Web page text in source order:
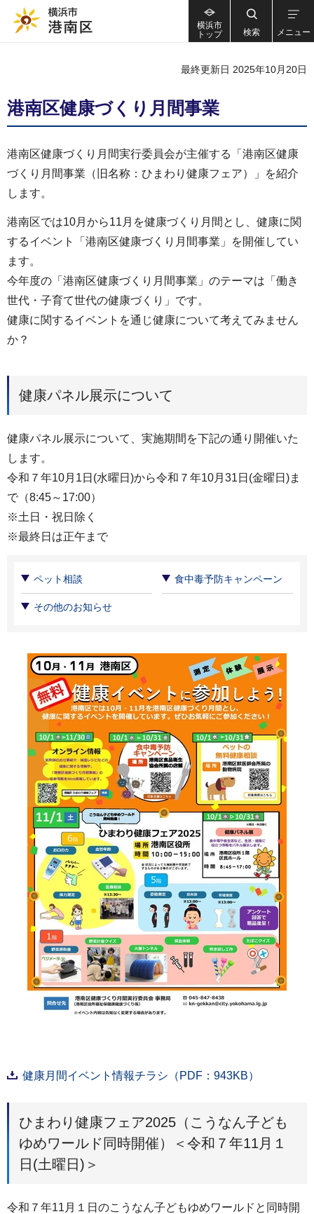
横浜市
トップ
検索 メニュー
最終更新日 2025年10月20日
港南区健康づくり月間事業
港南区健康づくり月間実行委員会が主催する「港南区健康
づくり月間事業（旧名称：ひまわり健康フェア）」を紹介
します。
港南区では10月から11月を健康づくり月間とし、健康に関
するイベント「港南区健康づくり月間事業」を開催してい
ます。
今年度の「港南区健康づくり月間事業」のテーマは「働き
世代・子育て世代の健康づくり」です。
健康に関するイベントを通じ健康について考えてみません
か？
健康パネル展示について
健康パネル展示について、実施期間を下記の通り開催いた
します。
令和７年10月1日(水曜日)から令和７年10月31日(金曜日)ま
で（8:45～17:00）
※土日・祝日除く
※最終日は正午まで
ペット相談 食中毒予防キャンペーン
その他のお知らせ
健康月間イベント情報チラシ（PDF：943KB）
ひまわり健康フェア2025（こうなん子ども
ゆめワールド同時開催）＜令和７年11月１
日(土曜日)＞
令和７年11月１日のこうなん子どもゆめワールドと同時開